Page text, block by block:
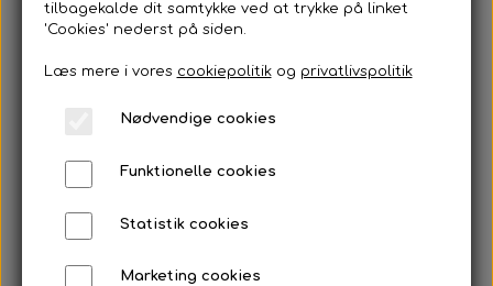
tilbagekalde dit samtykke ved at trykke på linket
'Cookies' nederst på siden.
Læs mere i vores cookiepolitikog privatlivspolitik
Nødvendige cookies
Funktionelle cookies
Statistik cookies
Marketing cookies